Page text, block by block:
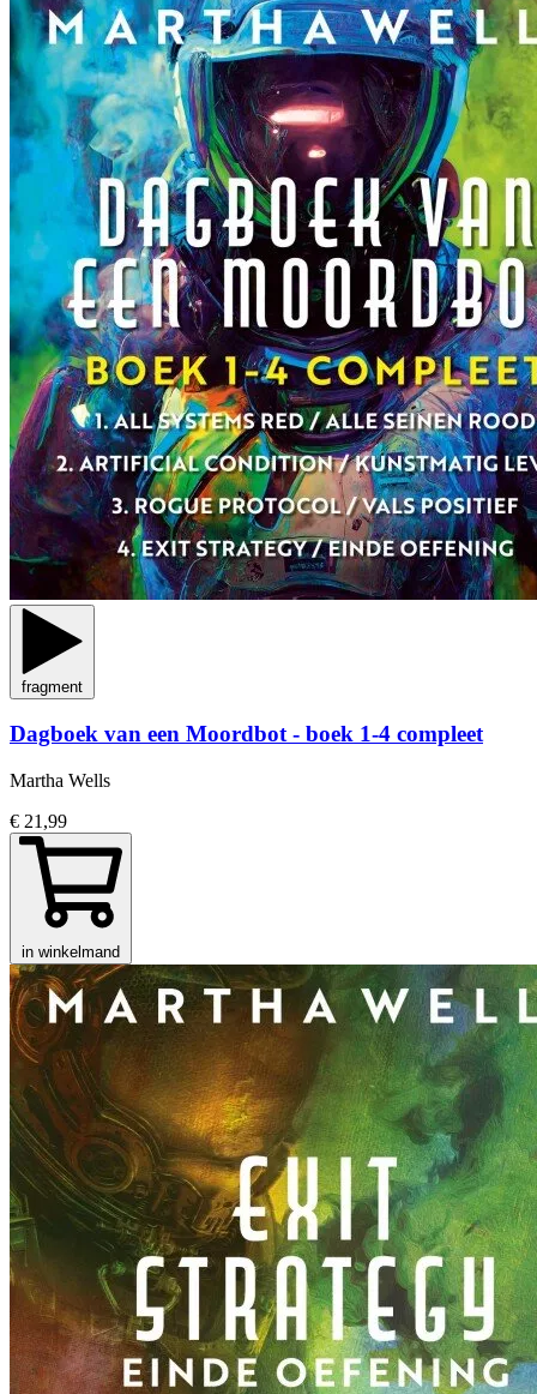
fragment
Dagboek van een Moordbot - boek 1-4 compleet
Martha Wells
€ 21,99
in winkelmand